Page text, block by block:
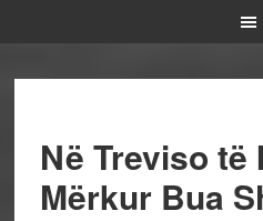
Në Treviso të
Mërkur Bua